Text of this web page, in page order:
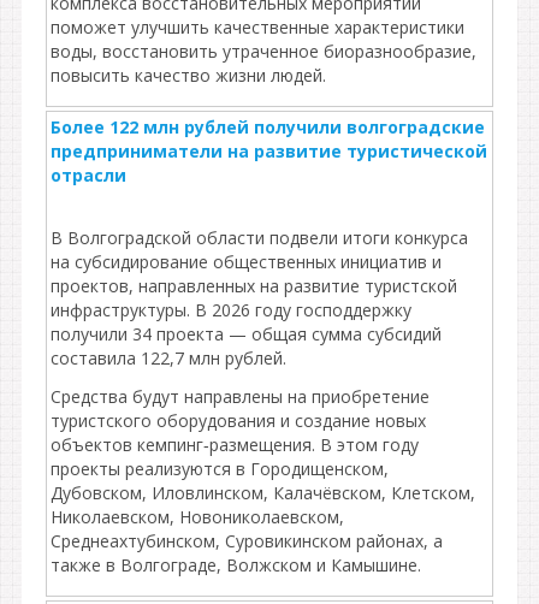
поможет улучшить качественные характеристики
воды, восстановить утраченное биоразнообразие,
повысить качество жизни людей.
Более 122 млн рублей получили волгоградские
предприниматели на развитие туристической
отрасли
В Волгоградской области подвели итоги конкурса
на субсидирование общественных инициатив и
проектов, направленных на развитие туристской
инфраструктуры. В 2026 году господдержку
получили 34 проекта — общая сумма субсидий
составила 122,7 млн рублей.
Средства будут направлены на приобретение
туристского оборудования и создание новых
объектов кемпинг‑размещения. В этом году
проекты реализуются в Городищенском,
Дубовском, Иловлинском, Калачёвском, Клетском,
Николаевском, Новониколаевском,
Среднеахтубинском, Суровикинском районах, а
также в Волгограде, Волжском и Камышине.